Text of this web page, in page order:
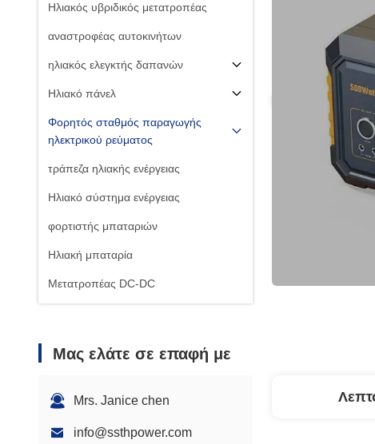
Ηλιακός υβριδικός μετατροπέας
αναστροφέας αυτοκινήτων
ηλιακός ελεγκτής δαπανών
Ηλιακό πάνελ
Φορητός σταθμός παραγωγής
ηλεκτρικού ρεύματος
τράπεζα ηλιακής ενέργειας
Ηλιακό σύστημα ενέργειας
φορτιστής μπαταριών
Ηλιακή μπαταρία
Μετατροπέας DC-DC
Μας ελάτε σε επαφή με
Mrs. Janice chen
info@ssthpower.com